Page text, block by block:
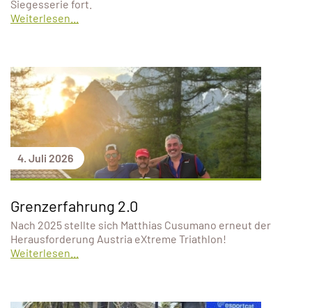
Siegesserie fort.
Weiterlesen...
4. Juli 2026
Grenzerfahrung 2.0
Nach 2025 stellte sich Matthias Cusumano erneut der
Herausforderung Austria eXtreme Triathlon!
Weiterlesen...